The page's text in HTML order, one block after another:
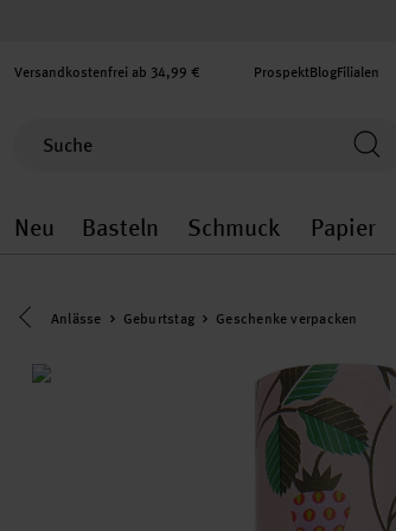
Versandkostenfrei ab 34,99 € ProspektBlogFilialen
Neu
Neu general.openMenu
Basteln
Basteln
Schmuck Papier
Eine Kategorie zurück navigieren
Anlässe Geburtstag Geschenke verpacken